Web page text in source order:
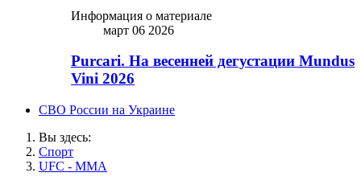
Информация о материале
март 06 2026
Purcari. На весенней дегустации Mundus
Vini 2026
СВО России на Украине
Вы здесь:
Спорт
UFC - MMA